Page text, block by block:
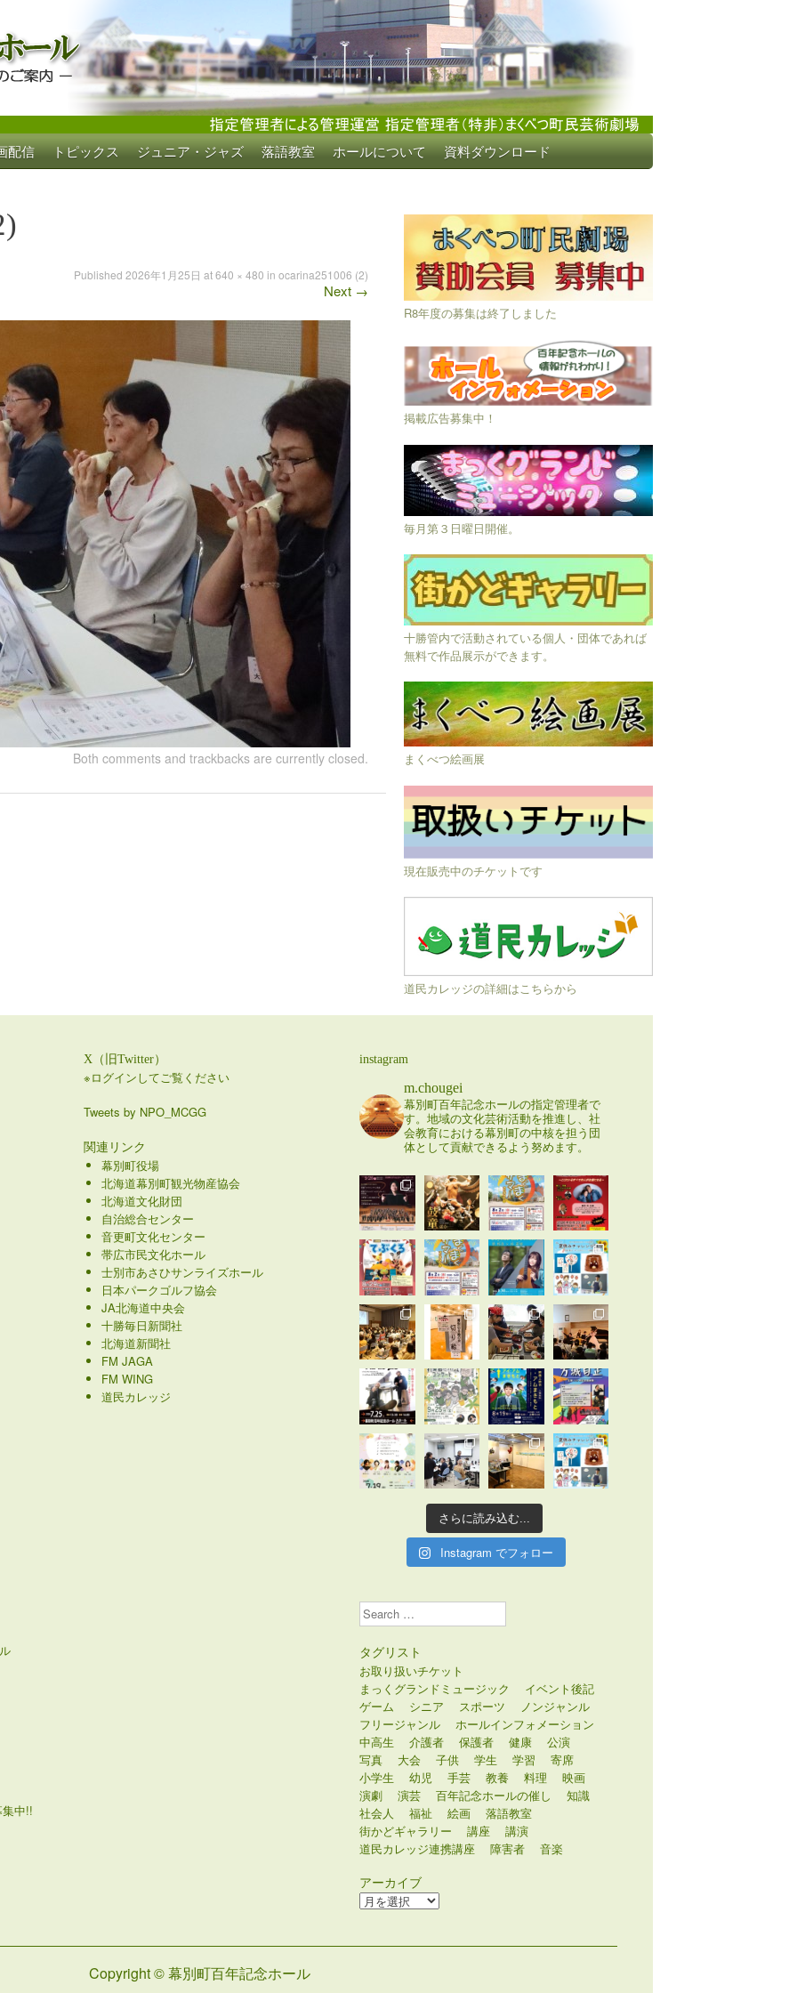
ール
配信 トピックス ジュニア・ジャズ 落語教室 ホールについて 資料ダウンロード
Published 2026年1月25日 at640 × 480 in ocarina251006 (2)
Next →
Both comments and trackbacks are currently closed.
R8年度の募集は終了しました
掲載広告募集中！
毎月第３日曜日開催。
十勝管内で活動されている個人・団体であれば
無料で作品展示ができます。
まくべつ絵画展
現在販売中のチケットです
道民カレッジの詳細はこちらから
中!!
X（旧Twitter）
※ログインしてご覧ください
Tweets by NPO_MCGG
関連リンク
幕別町役場
北海道幕別町観光物産協会
北海道文化財団
自治総合センター
音更町文化センター
帯広市民文化ホール
士別市あさひサンライズホール
日本パークゴルフ協会
JA北海道中央会
十勝毎日新聞社
北海道新聞社
FM JAGA
FM WING
道民カレッジ
instagram
m.chougei
幕別町百年記念ホールの指定管理者で
す。地域の文化芸術活動を推進し、社
会教育における幕別町の中核を担う団
体として貢献できるよう努めます。
さらに読み込む...
Instagram でフォロー
Search
タグリスト
お取り扱いチケット
まっくグランドミュージック
イベント後記
ゲーム
シニア スポーツ
ノンジャンル
フリージャンル
ホールインフォメーション
中高生
介護者 保護者 健康
公演
写真
大会 子供 学生 学習
寄席
小学生
幼児 手芸 教養 料理
映画
演劇
演芸 百年記念ホールの催し
知識
社会人
福祉 絵画
落語教室
街かどギャラリー
講座
講演
道民カレッジ連携講座
障害者 音楽
アーカイブ
ア
Copyright © 幕別町百年記念ホール